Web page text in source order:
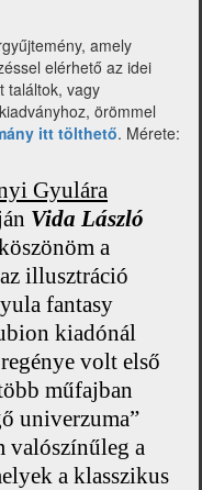
amely
elérhető az idei
találtok, vagy
örömmel
itt tölthető. Mérete:
Gyulára
Vida László
a
illusztráció
fantasy
kiadónál
volt első
műfajban
univerzuma”
valószínűleg a
a klasszikus